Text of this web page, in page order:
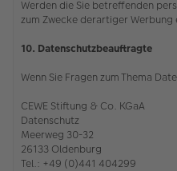
Werden die Sie betreffenden
zum Zwecke derartiger
10. Datenschutzbeauftragte
Wenn Sie Fragen zum Thema
CEWE Stiftung & Co. KGaA
Datenschutz
Meerweg 30-32
26133 Oldenburg
Tel.: +49 (0)441 404299